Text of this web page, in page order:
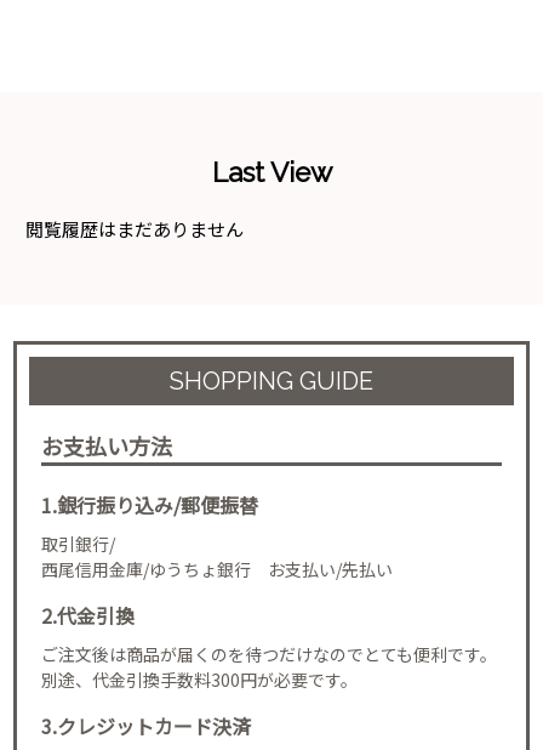
Last View
閲覧履歴はまだありません
SHOPPING GUIDE
お支払い方法
1.銀行振り込み/郵便振替
取引銀行/
西尾信用金庫/ゆうちょ銀行 お支払い/先払い
2.代金引換
ご注文後は商品が届くのを待つだけなのでとても便利です。
別途、代金引換手数料300円が必要です。
3.クレジットカード決済